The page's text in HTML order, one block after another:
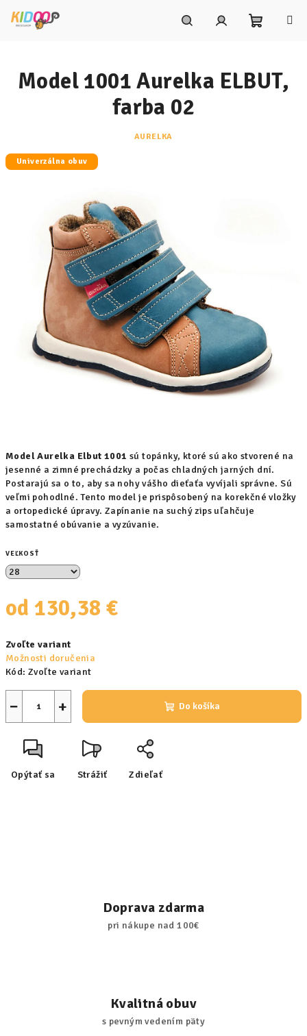
košík
Model Aurelka Elbut 1001 sú topánky, ktoré sú ako stvorené na
jesenné a zimné prechádzky a počas chladných jarných dní.
Postarajú sa o to, aby sa nohy vášho dieťaťa vyvíjali správne. Sú
veľmi pohodlné. Tento model je prispôsobený na korekčné vložky
a ortopedické úpravy. Zapínanie na suchý zips uľahčuje
samostatné obúvanie a vyzúvanie.
VEĽKOSŤ
od 130,38 €
cena:
Zvoľte variant
Možnosti doručenia
Kód: Zvoľte variant
+
− Do košíka
Opýtať sa Strážiť Zdieľať
Model 1001 Aurelka ELBUT,
farba 02
AURELKA
Univerzálna obuv
Doprava zdarma
pri nákupe nad 100€
Kvalitná obuv
s pevným vedením päty